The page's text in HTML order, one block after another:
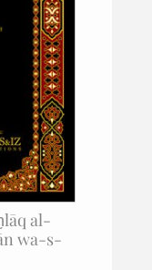
al-
wa-s-